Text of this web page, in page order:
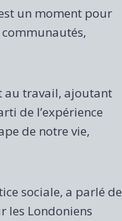
un moment pour
au travail, ajoutant
de l’expérience
de notre vie,
sociale, a parlé de
les Londoniens